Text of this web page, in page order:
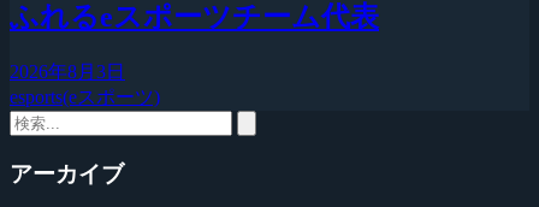
ふれるeスポーツチーム代表
2026年8月3日
esports(eスポーツ)
アーカイブ